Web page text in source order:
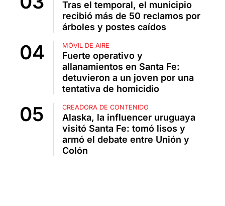
Tras el temporal, el municipio
recibió más de 50 reclamos por
árboles y postes caídos
MÓVIL DE AIRE
Fuerte operativo y
allanamientos en Santa Fe:
detuvieron a un joven por una
tentativa de homicidio
CREADORA DE CONTENIDO
Alaska, la influencer uruguaya
visitó Santa Fe: tomó lisos y
armó el debate entre Unión y
Colón